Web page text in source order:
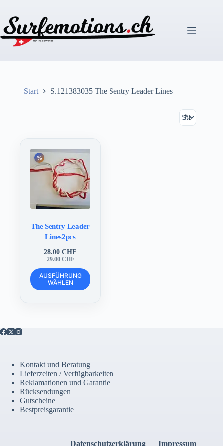
springen
Start S.121383035 The Sentry Leader Lines
The Sentry Leader
Lines2pcs
29.00CHF
Ursprünglicher
Preis
war:
29.00 CHF
28.00CHF
Aktueller
Preis
ist:
28.00 CHF.
AUSFÜHRUNG
WÄHLEN
Dieses
Produkt
weist
der
Produktseite
gewählt
werden
Kontakt und Beratung
Lieferzeiten / Verfügbarkeiten
Reklamationen und Garantie
Rücksendungen
Gutscheine
Bestpreisgarantie
Datenschutzerklärung Impressum